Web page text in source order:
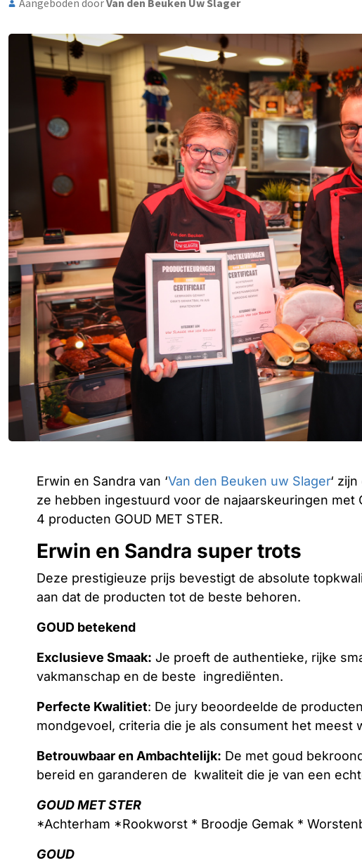
Aangeboden doorVan den Beuken Uw Slager
Erwin en Sandra van ‘Van den Beuken uw Slager‘
ze hebben ingestuurd voor de najaarskeuringen met
4 producten GOUD MET STER.
Erwin en Sandra super trots
Deze prestigieuze prijs bevestigt de absolute
aan dat de producten tot de beste behoren.
GOUD betekend
Exclusieve Smaak: Je proeft de authentieke, rijke
vakmanschap en de beste ingrediënten.
Perfecte Kwalitiet: De jury beoordeelde de
mondgevoel, criteria die je als consument het meest
Betrouwbaar en Ambachtelijk: De met goud
bereid en garanderen de kwaliteit die je van een
GOUD MET STER
*Achterham *Rookworst * Broodje Gemak *
GOUD